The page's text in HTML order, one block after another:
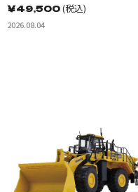
￥49,500(税込)
2026.08.04